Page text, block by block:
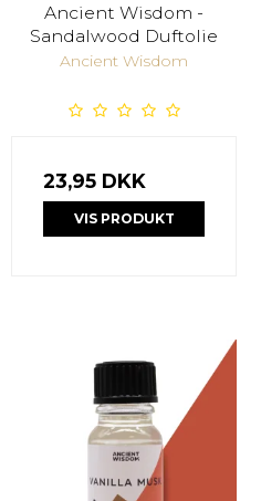
Ancient Wisdom -
Sandalwood Duftolie
Ancient Wisdom
23,95 DKK
VIS PRODUKT